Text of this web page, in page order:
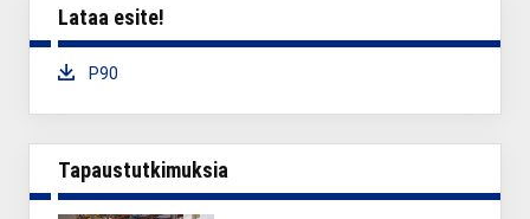
Lataa esite!
Download:
P90
Tapaustutkimuksia